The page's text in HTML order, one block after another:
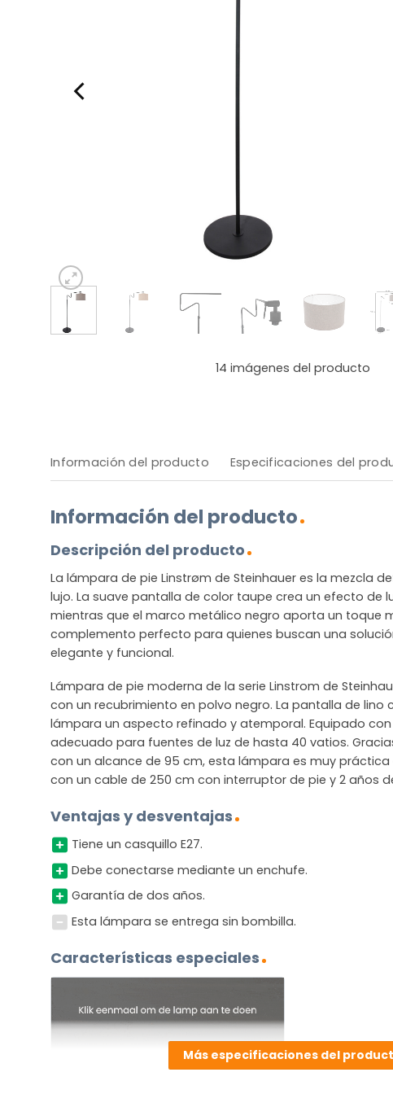
14 imágenes del producto
Información del producto Especificaciones del
Información del producto
Descripción del producto
La lámpara de pie Linstrøm de Steinhauer es la mezcla
lujo. La suave pantalla de color taupe crea un efecto de
mientras que el marco metálico negro aporta un toque
complemento perfecto para quienes buscan una
elegante y funcional.
Lámpara de pie moderna de la serie Linstrom de
con un recubrimiento en polvo negro. La pantalla de lino
lámpara un aspecto refinado y atemporal. Equipado con
adecuado para fuentes de luz de hasta 40 vatios.
con un alcance de 95 cm, esta lámpara es muy práctica
con un cable de 250 cm con interruptor de pie y 2 años
Ventajas y desventajas
Tiene un casquillo E27.
Debe conectarse mediante un enchufe.
Garantía de dos años.
Esta lámpara se entrega sin bombilla.
Características especiales
Más especificaciones del